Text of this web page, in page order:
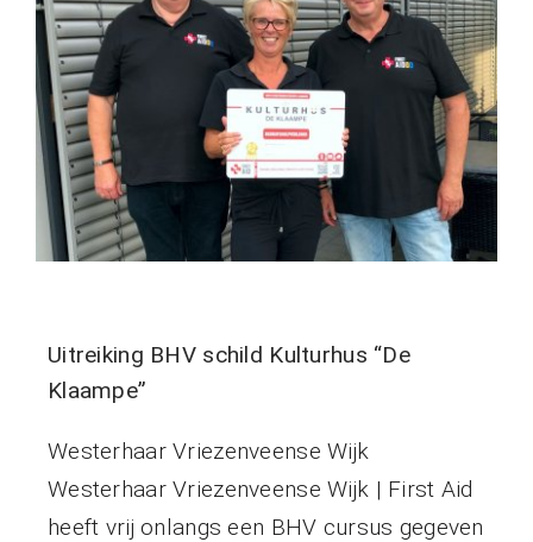
Uitreiking BHV schild Kulturhus “De
Klaampe”
Westerhaar Vriezenveense Wijk
Westerhaar Vriezenveense Wijk | First Aid
heeft vrij onlangs een BHV cursus gegeven